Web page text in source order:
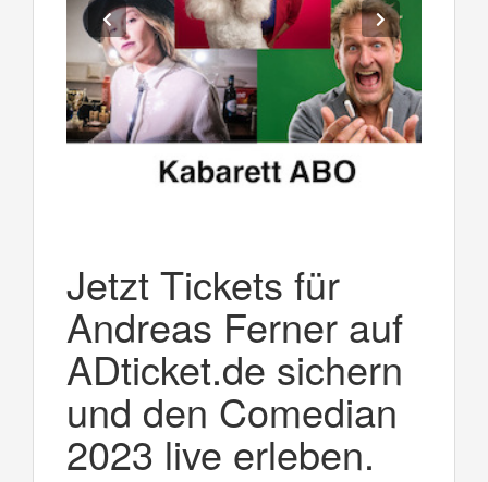
Jetzt Tickets für
Andreas Ferner auf
ADticket.de sichern
und den Comedian
2023 live erleben.